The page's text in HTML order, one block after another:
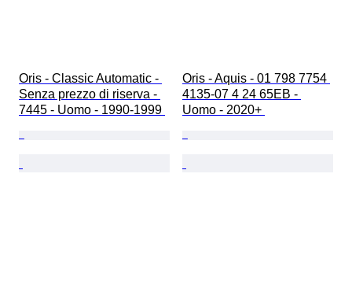
Oris - Classic Automatic -
Senza prezzo di riserva -
7445 - Uomo - 1990-1999
Oris - Aquis - 01 798 7754
4135-07 4 24 65EB -
Uomo - 2020+